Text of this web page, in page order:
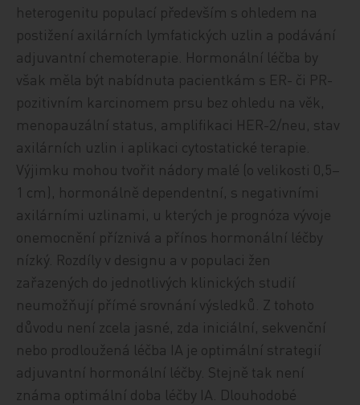
heterogenitu populací především s ohledem na
postižení axilárních lymfatických uzlin a podávání
adjuvantní chemoterapie. Hormonální léčba by
však měla být nabídnuta pacientkám s ER- či PR-
pozitivním karcinomem prsu bez ohledu na věk,
menopauzální status, amplifikaci HER-2/neu, stav
axilárních uzlin i aplikaci cytostatické terapie.
Výjimku mohou tvořit nádory malé (o velikosti 0,5–
1 cm), hormonálně dependentní, s negativními
axilárními uzlinami, u kterých je prognóza vývoje
onemocnění příznivá a přínos hormonální léčby
nízký. Rozdíly v designu a v populaci žen
zařazených do jednotlivých klinických studií
neumožňují přímé srovnání výsledků. Z tohoto
důvodu není zcela jasné, zda iniciální, sekvenční
nebo prodloužená léčba IA je optimální strategií
adjuvantní hormonální léčby. Stejně tak není
známa optimální doba léčby IA. Dlouhodobé